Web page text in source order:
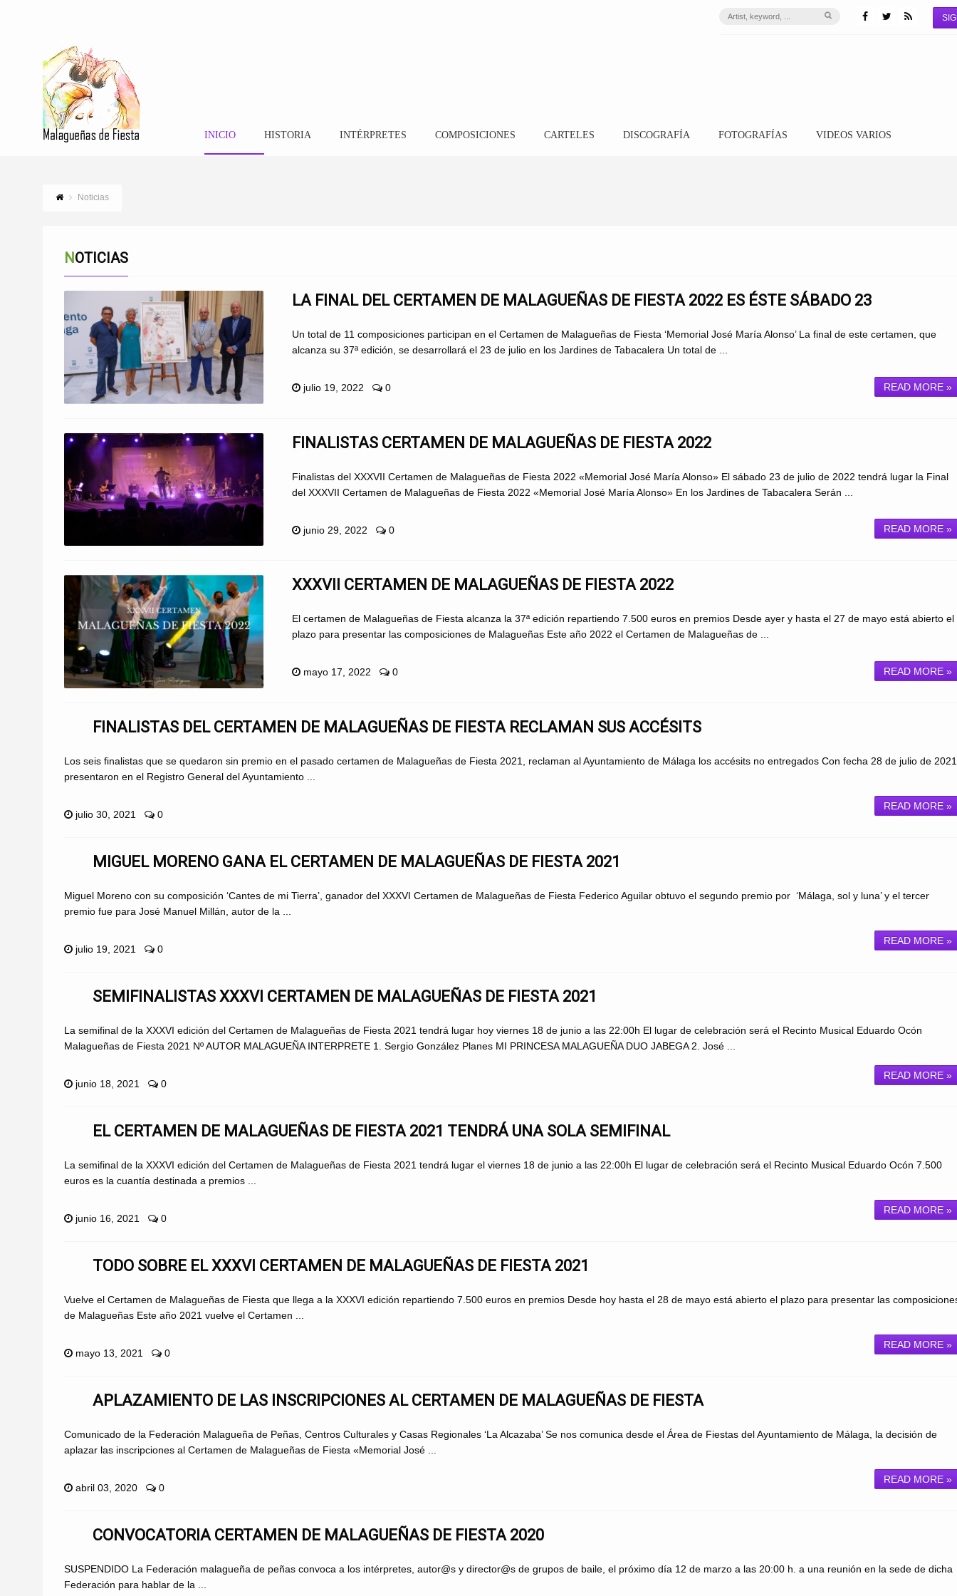
INICIO HISTORIA INTÉRPRETES COMPOSICIONES CARTELES DISCOGRAFÍA FOTOGRAFÍAS VIDEOS VARIOS
Noticias
NOTICIAS
LA FINAL DEL CERTAMEN DE MALAGUEÑAS DE FIESTA 2022 ES ÉSTE SÁBADO 23
Un total de 11 composiciones participan en el Certamen de Malagueñas de Fiesta ‘Memorial José María Alonso’ La final de este certamen, que
alcanza su 37ª edición, se desarrollará el 23 de julio en los Jardines de Tabacalera Un total de ...
READ MORE »
julio 19, 2022 0
FINALISTAS CERTAMEN DE MALAGUEÑAS DE FIESTA 2022
Finalistas del XXXVII Certamen de Malagueñas de Fiesta 2022 «Memorial José María Alonso» El sábado 23 de julio de 2022 tendrá lugar la Final
del XXXVII Certamen de Malagueñas de Fiesta 2022 «Memorial José María Alonso» En los Jardines de Tabacalera Serán ...
READ MORE »
junio 29, 2022 0
XXXVII CERTAMEN DE MALAGUEÑAS DE FIESTA 2022
El certamen de Malagueñas de Fiesta alcanza la 37ª edición repartiendo 7.500 euros en premios Desde ayer y hasta el 27 de mayo está abierto el
plazo para presentar las composiciones de Malagueñas Este año 2022 el Certamen de Malagueñas de ...
READ MORE »
mayo 17, 2022 0
FINALISTAS DEL CERTAMEN DE MALAGUEÑAS DE FIESTA RECLAMAN SUS ACCÉSITS
Los seis finalistas que se quedaron sin premio en el pasado certamen de Malagueñas de Fiesta 2021, reclaman al Ayuntamiento de Málaga los accésits no entregados Con fecha 28 de julio de 2021
presentaron en el Registro General del Ayuntamiento ...
READ MORE »
julio 30, 2021 0
MIGUEL MORENO GANA EL CERTAMEN DE MALAGUEÑAS DE FIESTA 2021
Miguel Moreno con su composición ‘Cantes de mi Tierra’, ganador del XXXVI Certamen de Malagueñas de Fiesta Federico Aguilar obtuvo el segundo premio por ‘Málaga, sol y luna’ y el tercer
premio fue para José Manuel Millán, autor de la ...
READ MORE »
julio 19, 2021 0
SEMIFINALISTAS XXXVI CERTAMEN DE MALAGUEÑAS DE FIESTA 2021
La semifinal de la XXXVI edición del Certamen de Malagueñas de Fiesta 2021 tendrá lugar hoy viernes 18 de junio a las 22:00h El lugar de celebración será el Recinto Musical Eduardo Ocón
Malagueñas de Fiesta 2021 Nº AUTOR MALAGUEÑA INTERPRETE 1. Sergio González Planes MI PRINCESA MALAGUEÑA DUO JABEGA 2. José ...
READ MORE »
junio 18, 2021 0
EL CERTAMEN DE MALAGUEÑAS DE FIESTA 2021 TENDRÁ UNA SOLA SEMIFINAL
La semifinal de la XXXVI edición del Certamen de Malagueñas de Fiesta 2021 tendrá lugar el viernes 18 de junio a las 22:00h El lugar de celebración será el Recinto Musical Eduardo Ocón 7.500
euros es la cuantía destinada a premios ...
READ MORE »
junio 16, 2021 0
TODO SOBRE EL XXXVI CERTAMEN DE MALAGUEÑAS DE FIESTA 2021
Vuelve el Certamen de Malagueñas de Fiesta que llega a la XXXVI edición repartiendo 7.500 euros en premios Desde hoy hasta el 28 de mayo está abierto el plazo para presentar las
de Malagueñas Este año 2021 vuelve el Certamen ...
READ MORE »
mayo 13, 2021 0
APLAZAMIENTO DE LAS INSCRIPCIONES AL CERTAMEN DE MALAGUEÑAS DE FIESTA
Comunicado de la Federación Malagueña de Peñas, Centros Culturales y Casas Regionales ‘La Alcazaba’ Se nos comunica desde el Área de Fiestas del Ayuntamiento de Málaga, la decisión de
aplazar las inscripciones al Certamen de Malagueñas de Fiesta «Memorial José ...
READ MORE »
abril 03, 2020 0
CONVOCATORIA CERTAMEN DE MALAGUEÑAS DE FIESTA 2020
SUSPENDIDO La Federación malagueña de peñas convoca a los intérpretes, autor@s y director@s de grupos de baile, el próximo día 12 de marzo a las 20:00 h. a una reunión en la sede de dicha
Federación para hablar de la ...